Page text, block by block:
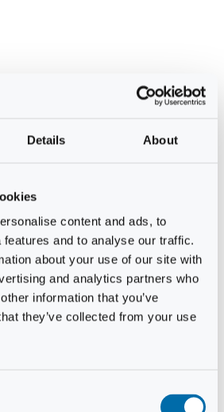
Details About
content and ads, to
and to analyse our traffic.
about your use of our site with
and analytics partners who
information that you’ve
they’ve collected from your use